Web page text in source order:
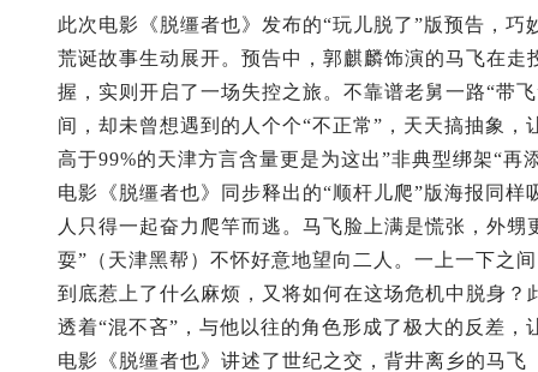
此次电影《脱缰者也》发布的“玩儿脱了”版预告，
荒诞故事生动展开。预告中，郭麒麟饰演的马飞在
握，实则开启了一场失控之旅。不靠谱老舅一路“带
间，却未曾想遇到的人个个“不正常”，天天搞抽象
高于99%的天津方言含量更是为这出”非典型绑架“再
电影《脱缰者也》同步释出的“顺杆儿爬”版海报同
人只得一起奋力爬竿而逃。马飞脸上满是慌张，外
耍”（天津黑帮）不怀好意地望向二人。一上一下之
到底惹上了什么麻烦，又将如何在这场危机中脱身
透着“混不吝”，与他以往的角色形成了极大的反差
电影《脱缰者也》讲述了世纪之交，背井离乡的马